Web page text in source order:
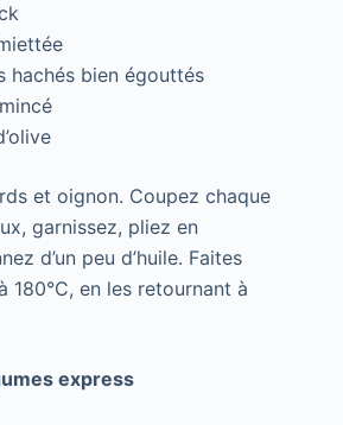
hachés bien égouttés
et oignon. Coupez chaque
garnissez, pliez en
d’un peu d’huile. Faites
180°C, en les retournant à
express